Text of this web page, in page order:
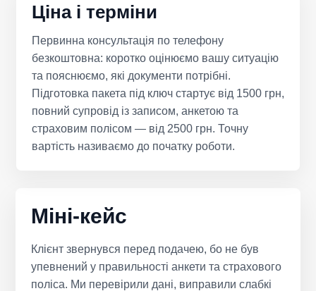
Ціна і терміни
Первинна консультація по телефону
безкоштовна: коротко оцінюємо вашу ситуацію
та пояснюємо, які документи потрібні.
Підготовка пакета під ключ стартує від 1500 грн,
повний супровід із записом, анкетою та
страховим полісом — від 2500 грн. Точну
вартість називаємо до початку роботи.
Міні-кейс
Клієнт звернувся перед подачею, бо не був
упевнений у правильності анкети та страхового
поліса. Ми перевірили дані, виправили слабкі